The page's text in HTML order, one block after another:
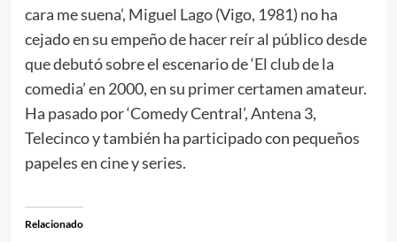
cara me suena’, Miguel Lago (Vigo, 1981) no ha
cejado en su empeño de hacer reír al público desde
que debutó sobre el escenario de ‘El club de la
comedia’ en 2000, en su primer certamen amateur.
Ha pasado por ‘Comedy Central’, Antena 3,
Telecinco y también ha participado con pequeños
papeles en cine y series.
Relacionado